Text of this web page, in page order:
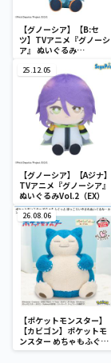
【グノーシア】【B:セ
ツ】TVアニメ『グノーシ
ア』 ぬいぐるみ
25.12.05
【グノーシア】【Aジナ】
TVアニメ『グノーシア』
ぬいぐるみVol.2（EX）
26.08.06
【ポケットモンスター】
【カビゴン】ポケットモ
ンスター めちゃもふぐっ
と ほっこりいやされぬい